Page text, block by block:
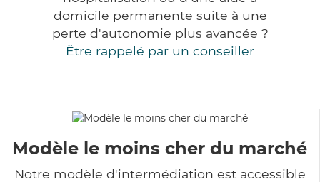
domicile permanente suite à une
perte d'autonomie plus avancée ?
Être rappelé par un conseiller
Modèle le moins cher du marché
Notre modèle d'intermédiation est accessible